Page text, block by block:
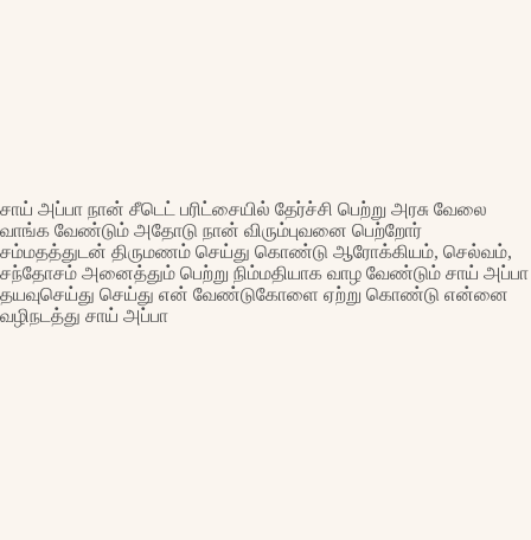
சாய் அப்பா நான் சீடெட் பரிட்சையில் தேர்ச்சி பெற்று அரசு வேலை
வாங்க வேண்டும் அதோடு நான் விரும்புவனை பெற்றோர்
சம்மதத்துடன் திருமணம் செய்து கொண்டு ஆரோக்கியம், செல்வம்,
சந்தோசம் அனைத்தும் பெற்று நிம்மதியாக வாழ வேண்டும் சாய் அப்பா
தயவுசெய்து செய்து என் வேண்டுகோளை ஏற்று கொண்டு என்னை
வழிநடத்து சாய் அப்பா